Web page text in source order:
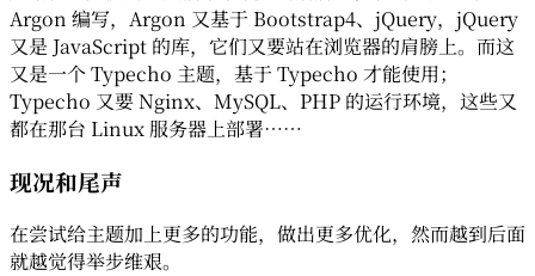
Argon 编写，Argon 又基于 Bootstrap4、jQuery，jQuery
又是 JavaScript 的库，它们又要站在浏览器的肩膀上。而这
又是一个 Typecho 主题，基于 Typecho 才能使用；
Typecho 又要 Nginx、MySQL、PHP 的运行环境，这些又
都在那台 Linux 服务器上部署……
现况和尾声
在尝试给主题加上更多的功能，做出更多优化，然而越到后面
就越觉得举步维艰。